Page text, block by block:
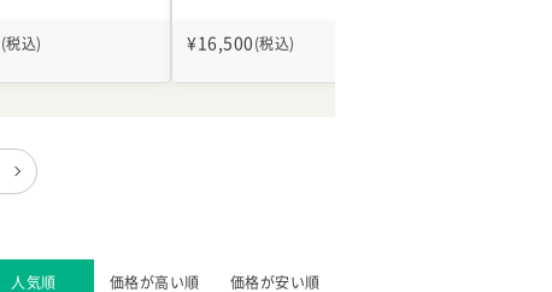
(税込) ¥16,500 (税込)
人気順 価格が高い順 価格が安い順